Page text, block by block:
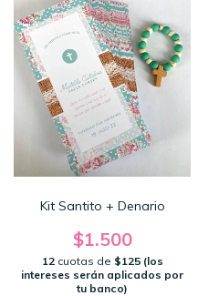
Kit Santito + Denario
$1.500
12 cuotas de $125 (los
intereses serán aplicados por
tu banco)